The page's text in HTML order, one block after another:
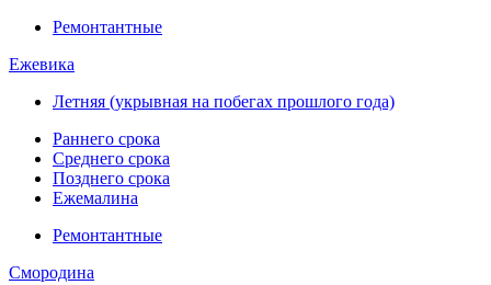
Ремонтантные
Ежевика
Летняя (укрывная на побегах прошлого года)
Раннего срока
Среднего срока
Позднего срока
Ежемалина
Ремонтантные
Смородина